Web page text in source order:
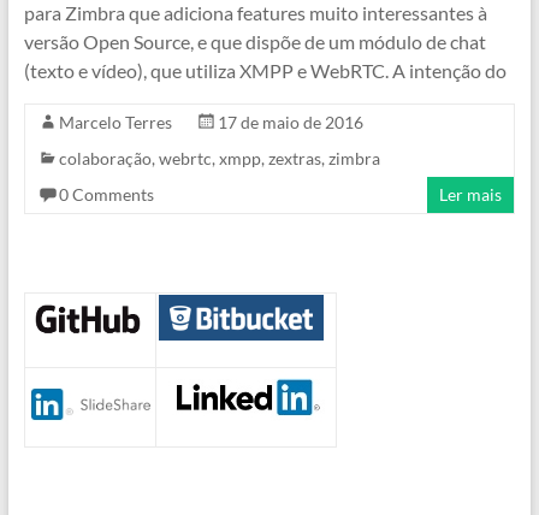
para Zimbra que adiciona features muito interessantes à
versão Open Source, e que dispõe de um módulo de chat
(texto e vídeo), que utiliza XMPP e WebRTC. A intenção do
Marcelo Terres
17 de maio de 2016
colaboração, webrtc, xmpp, zextras, zimbra
0 Comments
Ler mais